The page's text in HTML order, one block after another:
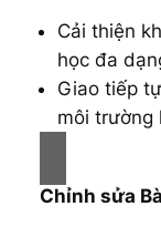
Cải thiện
học đa
Giao tiếp
môi trường
Chỉnh sửa